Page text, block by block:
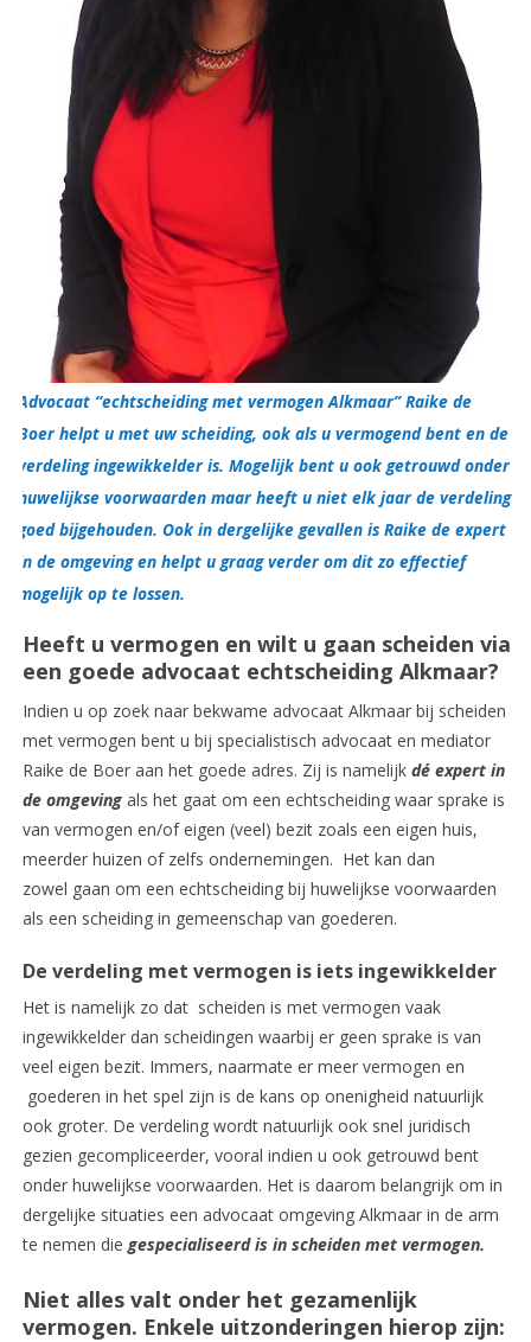
Advocaat “echtscheiding met vermogen Alkmaar” Raike de
Boer helpt u met uw scheiding, ook als u vermogend bent en de
verdeling ingewikkelder is. Mogelijk bent u ook getrouwd onder
huwelijkse voorwaarden maar heeft u niet elk jaar de verdeling
goed bijgehouden. Ook in dergelijke gevallen is Raike de expert
in de omgeving en helpt u graag verder om dit zo effectief
mogelijk op te lossen.
Heeft u vermogen en wilt u gaan scheiden via
een goede advocaat echtscheiding Alkmaar?
Indien u op zoek naar bekwame advocaat Alkmaar bij scheiden
met vermogen bent u bij specialistisch advocaat en mediator
Raike de Boer aan het goede adres. Zij is namelijkdé expert in
de omgevingals het gaat om een echtscheiding waar sprake is
van vermogen en/of eigen (veel) bezit zoals een eigen huis,
meerder huizen of zelfs ondernemingen. Het kan dan
zowel gaan om een echtscheiding bij huwelijkse voorwaarden
als een scheiding in gemeenschap van goederen.
De verdeling met vermogen is iets ingewikkelder
Het is namelijk zo dat scheiden is met vermogen vaak
ingewikkelder dan scheidingen waarbij er geen sprake is van
veel eigen bezit. Immers, naarmate er meer vermogen en
goederen in het spel zijn is de kans op onenigheid natuurlijk
ook groter. De verdeling wordt natuurlijk ook snel juridisch
gezien gecompliceerder, vooral indien u ook getrouwd bent
onder huwelijkse voorwaarden. Het is daarom belangrijk om in
dergelijke situaties een advocaat omgeving Alkmaar in de arm
te nemen die gespecialiseerd is in scheiden met vermogen.
Niet alles valt onder het gezamenlijk
vermogen. Enkele uitzonderingen hierop zijn: